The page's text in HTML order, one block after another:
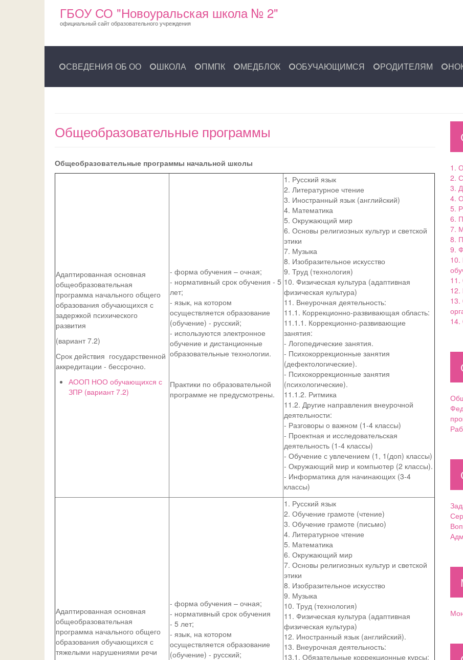
ГБОУ СО "Новоуральская школа № 2"
официальный сайт образовательного учреждения
СВЕДЕНИЯ ОБ ОО ШКОЛА ПМПК МЕДБЛОК ОБУЧАЮЩИМСЯ РОДИТЕЛЯМ
Общеобразовательные программы
Общеобразовательные программы начальной школы
Адаптированная основная
общеобразовательная
программа начального общего
образования обучающихся с
задержкой психического
развития
(вариант 7.2)
Срок действия государственной
аккредитации - бессрочно.
АООП НОО обучающихся с
ЗПР (вариант 7.2)
- форма обучения – очная;
- нормативный срок обучения - 5
лет;
- язык, на котором
осуществляется образование
(обучение) - русский;
- используются электронное
обучение и дистанционные
образовательные технологии.
Практики по образовательной
программе не предусмотрены.
1. Русский язык
2. Литературное чтение
3. Иностранный язык (английский)
4. Математика
5. Окружающий мир
6. Основы религиозных культур и светской
этики
7. Музыка
8. Изобразительное искусство
9. Труд (технология)
10. Физическая культура (адаптивная
физическая культура)
11. Внеурочная деятельность:
11.1. Коррекционно-развивающая область:
11.1.1. Коррекционно-развивающие
занятия:
- Логопедические занятия.
- Психокоррекционные занятия
(дефектологические).
- Психокоррекционные занятия
(психологические).
11.1.2. Ритмика
11.2. Другие направления внеурочной
деятельности:
- Разговоры о важном (1-4 классы)
- Проектная и исследовательская
деятельность (1-4 классы)
- Обучение с увлечением (1, 1(доп) классы)
- Окружающий мир и компьютер (2 классы).
- Информатика для начинающих (3-4
классы)
Адаптированная основная
общеобразовательная
программа начального общего
образования обучающихся с
тяжелыми нарушениями речи
- форма обучения – очная;
- нормативный срок обучения
- 5 лет;
- язык, на котором
осуществляется образование
(обучение) - русский;
1. Русский язык
2. Обучение грамоте (чтение)
3. Обучение грамоте (письмо)
4. Литературное чтение
5. Математика
6. Окружающий мир
7. Основы религиозных культур и светской
этики
8. Изобразительное искусство
9. Музыка
10. Труд (технология)
11. Физическая культура (адаптивная
физическая культура)
12. Иностранный язык (английский).
13. Внеурочная деятельность:
13.1. Обязательные коррекционные курсы:
1.
2.
3.
4.
5.
6.
7.
8.
9.
10.
11.
12.
13.
14.